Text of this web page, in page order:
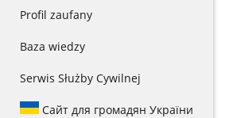
Profil zaufany
Baza wiedzy
Serwis Służby Cywilnej
Сайт для громадян України